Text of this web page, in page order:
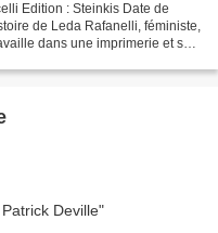
Edition : Steinkis Date de
de Leda Rafanelli, féministe,
dans une imprimerie et se